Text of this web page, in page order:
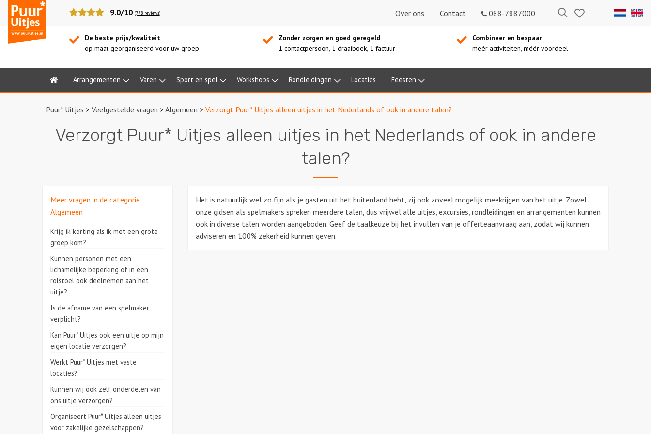
Puur*
Uitjes
9.0/10 (778 reviews) Over ons Contact 088-7887000 ZoekenBewaarde
uitjes
De beste prijs/kwaliteit
op maat georganiseerd voor uw groep
Zonder zorgen en goed geregeld
1 contactpersoon, 1 draaiboek, 1 factuur
Combineer en bespaar
méér activiteiten, méér voordeel
Home Arrangementen Varen Sport en spel Workshops Rondleidingen Locaties Feesten
Puur* Uitjes > Veelgestelde vragen > Algemeen > Verzorgt Puur* Uitjes alleen uitjes in het Nederlands of ook in andere talen?
Verzorgt Puur* Uitjes alleen uitjes in het Nederlands of ook in andere
talen?
Meer vragen in de categorie
Algemeen
Krijg ik korting als ik met een grote
groep kom?
Kunnen personen met een
lichamelijke beperking of in een
rolstoel ook deelnemen aan het
uitje?
Is de afname van een spelmaker
verplicht?
Kan Puur* Uitjes ook een uitje op mijn
eigen locatie verzorgen?
Werkt Puur* Uitjes met vaste
locaties?
Kunnen wij ook zelf onderdelen van
ons uitje verzorgen?
Organiseert Puur* Uitjes alleen uitjes
voor zakelijke gezelschappen?
Het is natuurlijk wel zo fijn als je gasten uit het buitenland hebt, zij ook zoveel mogelijk meekrijgen van het uitje. Zowel
onze gidsen als spelmakers spreken meerdere talen, dus vrijwel alle uitjes, excursies, rondleidingen en arrangementen kunnen
ook in diverse talen worden aangeboden. Geef de taalkeuze bij het invullen van je offerteaanvraag aan, zodat wij kunnen
adviseren en 100% zekerheid kunnen geven.